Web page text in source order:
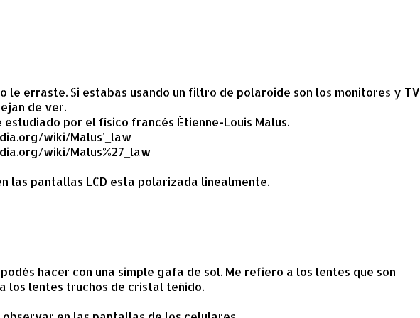
le erraste. Si estabas usando un filtro de polaroide son los monitores y
de ver.
estudiado por el físico francés Étienne-Louis Malus.
wiki/Malus'_law
wiki/Malus%27_law
las pantallas LCD esta polarizada linealmente.
hacer con una simple gafa de sol. Me refiero a los lentes que son
los lentes truchos de cristal teñido.